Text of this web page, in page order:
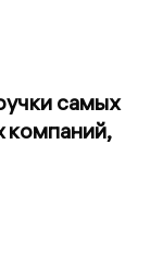
самых
компаний,